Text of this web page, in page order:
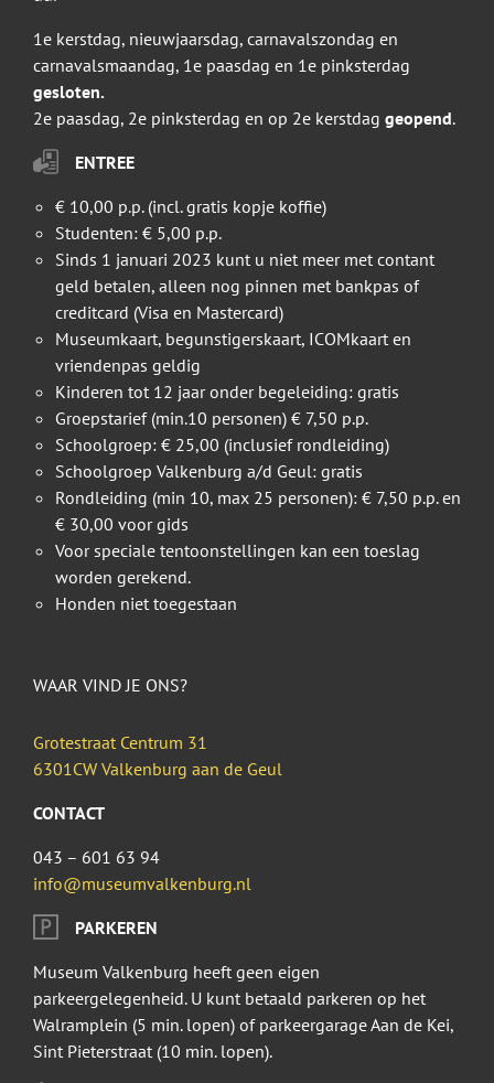
1e kerstdag, nieuwjaarsdag, carnavalszondag en
carnavalsmaandag, 1e paasdag en 1e pinksterdag
gesloten.
2e paasdag, 2e pinksterdag en op 2e kerstdag geopend.
ENTREE
€ 10,00 p.p. (incl. gratis kopje koffie)
Studenten: € 5,00 p.p.
Sinds 1 januari 2023 kunt u niet meer met contant
geld betalen, alleen nog pinnen met bankpas of
creditcard (Visa en Mastercard)
Museumkaart, begunstigerskaart, ICOMkaart en
vriendenpas geldig
Kinderen tot 12 jaar onder begeleiding: gratis
Groepstarief (min.10 personen) € 7,50 p.p.
Schoolgroep: € 25,00 (inclusief rondleiding)
Schoolgroep Valkenburg a/d Geul: gratis
Rondleiding (min 10, max 25 personen): € 7,50 p.p. en
€ 30,00 voor gids
Voor speciale tentoonstellingen kan een toeslag
worden gerekend.
Honden niet toegestaan
WAAR VIND JE ONS?
Grotestraat Centrum 31
6301CW Valkenburg aan de Geul
CONTACT
043 – 601 63 94
info@museumvalkenburg.nl
PARKEREN
Museum Valkenburg heeft geen eigen
parkeergelegenheid. U kunt betaald parkeren op het
Walramplein (5 min. lopen) of parkeergarage Aan de Kei,
Sint Pieterstraat (10 min. lopen).